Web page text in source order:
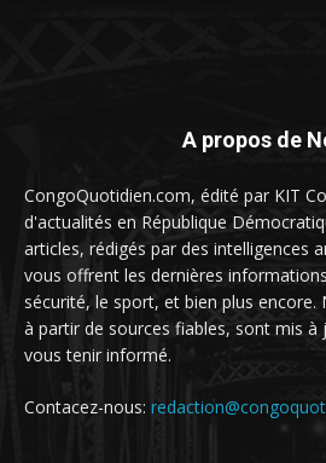
A propos de
CongoQuotidien.com, édité par KIT
d'actualités en République
articles, rédigés par des intelligences
vous offrent les dernières
sécurité, le sport, et bien plus encore.
à partir de sources fiables, sont mis
vous tenir informé.
Contacez-nous: